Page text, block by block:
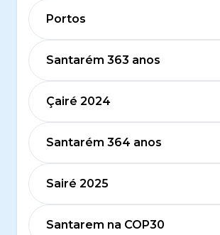
Portos
Santarém 363 anos
Çairé 2024
Santarém 364 anos
Sairé 2025
Santarem na COP30